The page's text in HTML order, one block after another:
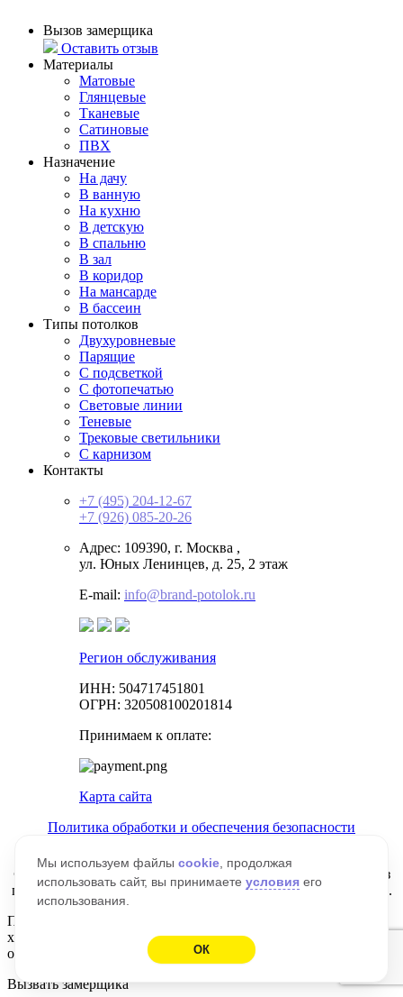
Вызов замерщика
Оставить отзыв
Материалы
Матовые
Глянцевые
Тканевые
Сатиновые
ПВХ
Назначение
На дачу
В ванную
На кухню
В детскую
В спальню
В зал
В коридор
На мансарде
В бассеин
Типы потолков
Двухуровневые
Парящие
С подсветкой
С фотопечатью
Световые линии
Теневые
Трековые светильники
С карнизом
Контакты
+7 (495) 204-12-67
+7 (926) 085-20-26
Адрес: 109390, г. Москва ,
ул. Юных Ленинцев, д. 25, 2 этаж
E-mail: info@brand-potolok.ru
Регион обслуживания
ИНН: 504717451801
ОГРН: 320508100201814
Принимаем к оплате:
Карта сайта
Политика обработки и обеспечения безопасности
© 2025 – brand-potolok.ru. Копирование материалов сайта без
письменного разрешения правообладателя строго запрещено.
Представленная на сайте информация носит справочный
характер. Информация на сайте не является публичной
офертой, определяемой положениями Статьи 437 ГК РФ.
Вызватьзамерщика
Мы используем файлы cookie , продолжая
использовать сайт, вы принимаете условия его
использования.
ОК